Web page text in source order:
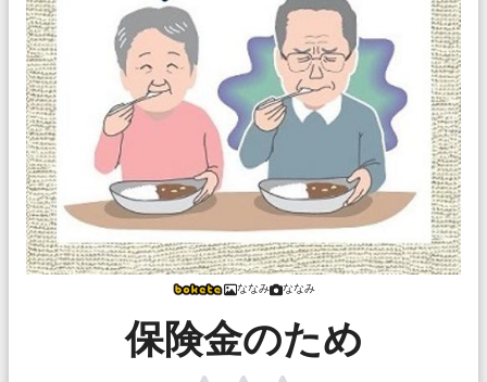
ななみ ななみ
保険金のため